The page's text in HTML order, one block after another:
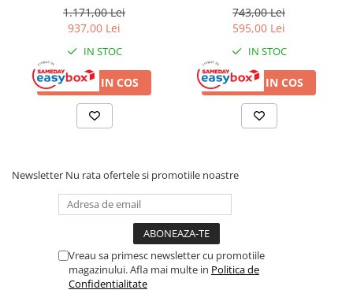
Dormitor & birou
Mobila dormitor
Dulapuri dormitor
Noptiere
Mobila birou
Scaune birou
Camera copilului
universala, 900 mm, lucios,
auriu
1.171,00 Lei
937,00 Lei
IN STOC
ADAUGA IN COS
Sunrise
743,00 Lei
595,00 Lei
IN STOC
ADAUGA IN COS
Newsletter Nu rata ofertele si promotiile noastre
Vreau sa primesc newsletter cu promotiile
magazinului. Afla mai multe in Politica de
Confidentialitate